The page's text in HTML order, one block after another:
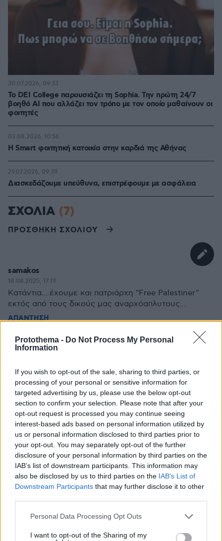
Protothema - Do Not Process My Personal
Information
If you wish to opt-out of the sale, sharing to third parties, or
processing of your personal or sensitive information for
targeted advertising by us, please use the below opt-out
section to confirm your selection. Please note that after your
opt-out request is processed you may continue seeing
interest-based ads based on personal information utilized by
us or personal information disclosed to third parties prior to
your opt-out. You may separately opt-out of the further
disclosure of your personal information by third parties on the
IAB’s list of downstream participants. This information may
also be disclosed by us to third parties on the IAB’s List of
Downstream Participants that may further disclose it to other
Please note that this website/app uses one or more Google
not limited to your visit or usage behaviour. You may click to
Personal Data Processing Opt Outs
I want to opt-out of the Sharing of my
Το DEI College παρουσιάζει τη Sophia. Την πρώτη 24/7
βοηθό AI που αλλάζει τον τρόπο με τον οποίο μαθαίνουν οι
φοιτητές
30.07.2026, 09:33
Η Smart φοιτητική κατοικία στην καρδιά της Αθήνας
03.08.2026, 10:56
Διασκεδάζουμε υπεύθυνα, επιστρέφουμε με ασφάλεια
29.07.2026, 09:39
ΣΧΟΛΙΑ (7)
ΠΡΟΣΘΗΚΗ ΣΧΟΛΙΟΥ
samakos
18.08.2025, 17:19
Κατάντια....έχουμε και πατριάρχη "Free Palestiner"
εκτός από τους δικούς μας αναρχόαπλυτους...
ΑΠΑΝΤΗΣΗ
Είναι πολυ λυπηρό
που ο Ορθόδοξος Πατριάρχης Ιεροσολύμων
αποφάσισε να σταθεί αλληλέγγυος στους
Παλαιστινίους, που με τρομοκρατικές ενέργειες
εξοντώνουν Ισραηλινούς πολίτες για 75 χρόνια τώρα.
Αυτή την ιστορική στιγμή ήταν η χειρότερη δυνατή
απόφαση! Σαν προκαθήμενος της Ορθοδόξου
Εκκλησίας στην Ιερουσαλήμ, ας διεκδικούσε τα
δικαιώματά του χωρίς να ανακατεύεται με το τι κάνει
το Ισραήλ για να βάλει τέλος στη τρομοκρατία μέσα
στη χώρα του! Η δήλωσή του είναι άκρως εμπρηστική
για τη κυβέρνηση του Ισραήλ και οδηγεί με
συνοπτικές διαδικασίες σε αίτημα για την
αντικατάστασή του!
ΑΠΑΝΤΗΣΗ
Είσαι πρακτοράκος